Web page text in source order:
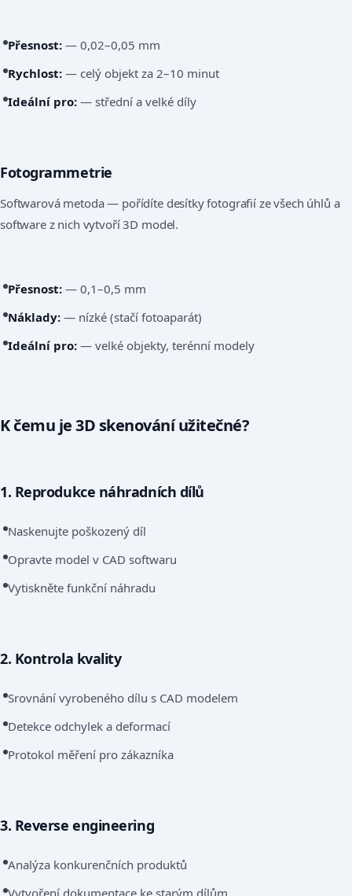
Přesnost: — 0,02–0,05 mm
Rychlost: — celý objekt za 2–10 minut
Ideální pro: — střední a velké díly
Fotogrammetrie
Softwarová metoda — pořídíte desítky fotografií ze všech úhlů a
software z nich vytvoří 3D model.
Přesnost: — 0,1–0,5 mm
Náklady: — nízké (stačí fotoaparát)
Ideální pro: — velké objekty, terénní modely
K čemu je 3D skenování užitečné?
1. Reprodukce náhradních dílů
Naskenujte poškozený díl
Opravte model v CAD softwaru
Vytiskněte funkční náhradu
2. Kontrola kvality
Srovnání vyrobeného dílu s CAD modelem
Detekce odchylek a deformací
Protokol měření pro zákazníka
3. Reverse engineering
Analýza konkurenčních produktů
Vytvoření dokumentace ke starým dílům